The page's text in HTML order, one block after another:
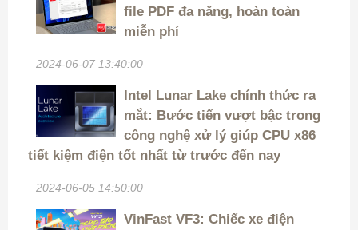
file PDF đa năng, hoàn toàn
miễn phí
2024-06-07 13:40:00
Intel Lunar Lake chính thức ra
mắt: Bước tiến vượt bậc trong
công nghệ xử lý giúp CPU x86
tiết kiệm điện tốt nhất từ trước đến nay
2024-06-05 14:50:00
VinFast VF3: Chiếc xe điện